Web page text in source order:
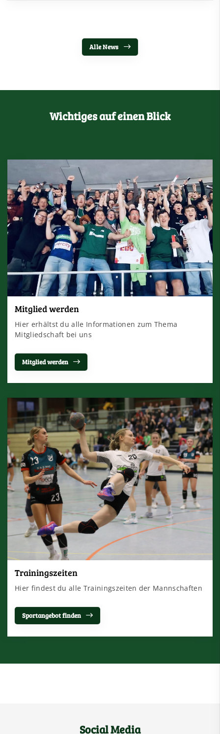
Alle News
Wichtiges auf einen Blick
Mitglied werden
Hier erhältst du alle Informationen zum Thema
Mitgliedschaft bei uns
Mitglied werden
Trainingszeiten
Hier findest du alle Trainingszeiten der Mannschaften
Sportangebot finden
Social Media